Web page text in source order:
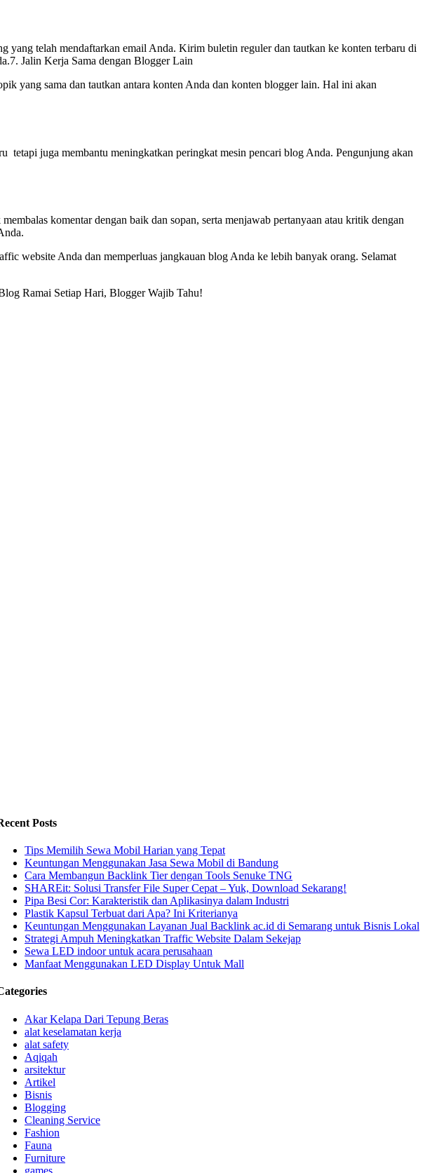
yang telah mendaftarkan email Anda. Kirim buletin reguler dan tautkan ke konten terbaru di
Jalin Kerja Sama dengan Blogger Lain
yang sama dan tautkan antara konten Anda dan konten blogger lain. Hal ini akan
tetapi juga membantu meningkatkan peringkat mesin pencari blog Anda. Pengunjung akan
komentar dengan baik dan sopan, serta menjawab pertanyaan atau kritik dengan
website Anda dan memperluas jangkauan blog Anda ke lebih banyak orang. Selamat
Ramai Setiap Hari, Blogger Wajib Tahu!
Posts
Tips Memilih Sewa Mobil Harian yang Tepat
Keuntungan Menggunakan Jasa Sewa Mobil di Bandung
Cara Membangun Backlink Tier dengan Tools Senuke TNG
SHAREit: Solusi Transfer File Super Cepat – Yuk, Download Sekarang!
Pipa Besi Cor: Karakteristik dan Aplikasinya dalam Industri
Plastik Kapsul Terbuat dari Apa? Ini Kriterianya
Keuntungan Menggunakan Layanan Jual Backlink ac.id di Semarang untuk Bisnis Lokal
Strategi Ampuh Meningkatkan Traffic Website Dalam Sekejap
Sewa LED indoor untuk acara perusahaan
Manfaat Menggunakan LED Display Untuk Mall
Akar Kelapa Dari Tepung Beras
alat keselamatan kerja
alat safety
Aqiqah
arsitektur
Artikel
Bisnis
Blogging
Cleaning Service
Fashion
Fauna
Furniture
games